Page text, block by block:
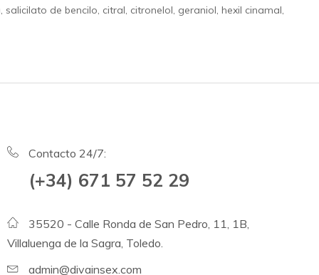
de bencilo, citral, citronelol, geraniol, hexil cinamal,
Contacto 24/7:
(+34) 671 57 52 29
35520 - Calle Ronda de San Pedro, 11, 1B,
Villaluenga de la Sagra, Toledo.
admin@divainsex.com